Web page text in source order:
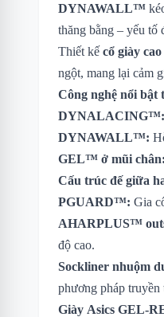
DYNAWALL™
thăng bằng – yếu tố
Thiết kế cổ giày
ngột, mang lại cảm
Công nghệ nổi
DYNALACING™:
DYNAWALL™:
GEL™ ở mũi chân:
Cấu trúc đế giữa
PGUARD™: Gia
AHARPLUS™
độ cao.
Sockliner nhuộm
phương pháp truyền
Giày Asics GEL-